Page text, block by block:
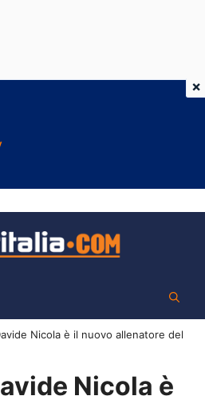
Nicola è il nuovo allenatore del
Nicola è
×